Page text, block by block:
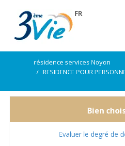
FR
résidence services Noyon
RESIDENCE POUR
Bien
Evaluer le degré de